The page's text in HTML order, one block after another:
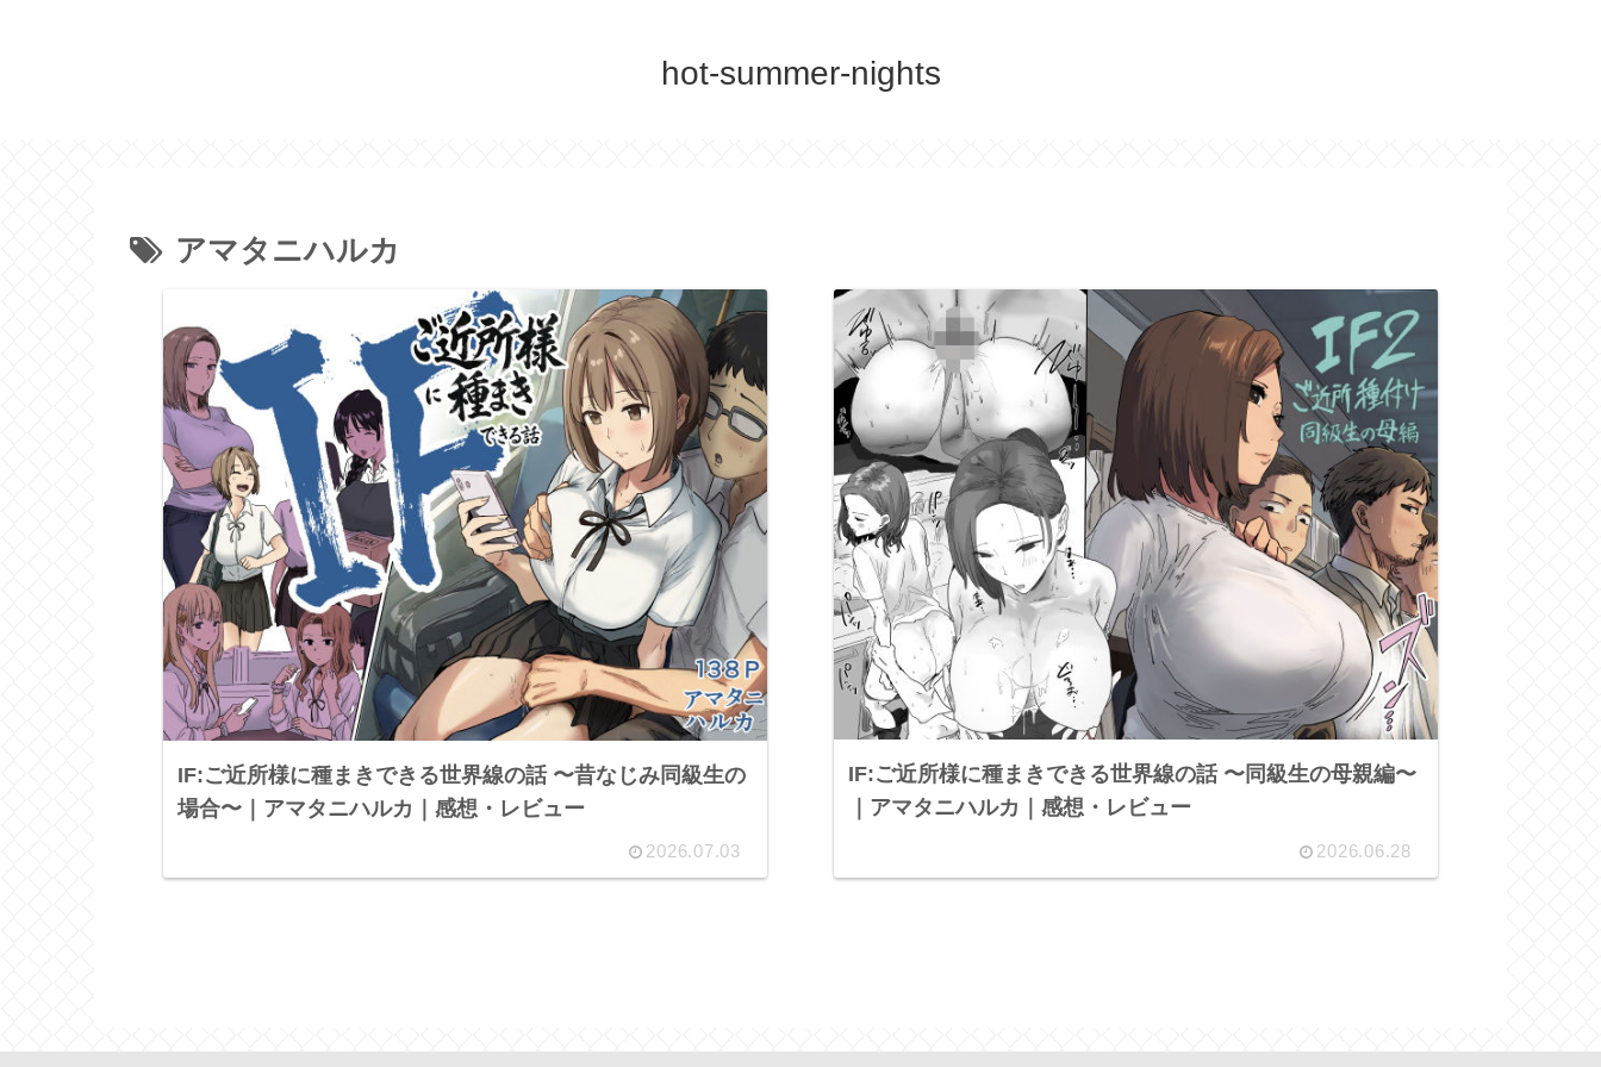
hot-summer-nights
アマタニハルカ
IF:ご近所様に種まきできる世界線の話 〜昔なじみ同級生の
場合〜｜アマタニハルカ｜感想・レビュー
2026.07.03
IF:ご近所様に種まきできる世界線の話 〜同級生の母親編〜
｜アマタニハルカ｜感想・レビュー
2026.06.28